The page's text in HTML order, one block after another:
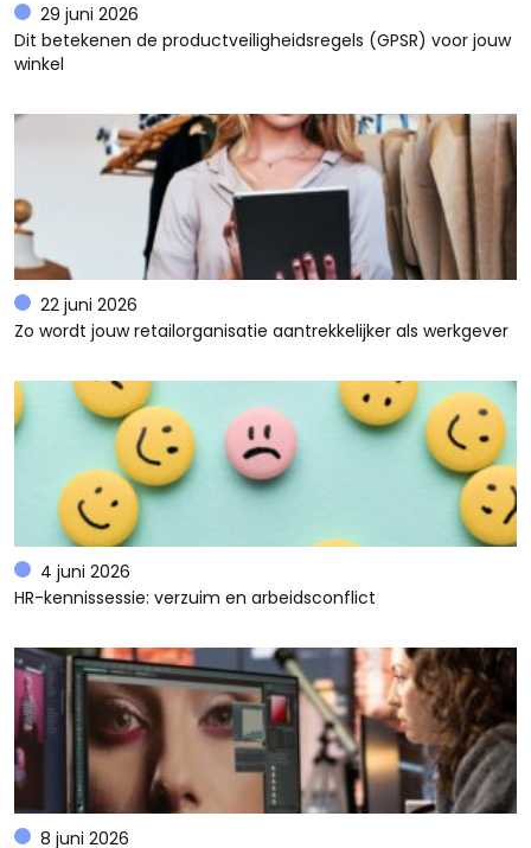
29 juni 2026
Dit betekenen de productveiligheidsregels (GPSR) voor jouw
winkel
22 juni 2026
Zo wordt jouw retailorganisatie aantrekkelijker als werkgever
4 juni 2026
HR-kennissessie: verzuim en arbeidsconflict
8 juni 2026